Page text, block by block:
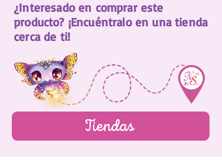
¿Interesado en comprar este
producto? ¡Encuéntralo en una tienda
cerca de ti!
Tiendas